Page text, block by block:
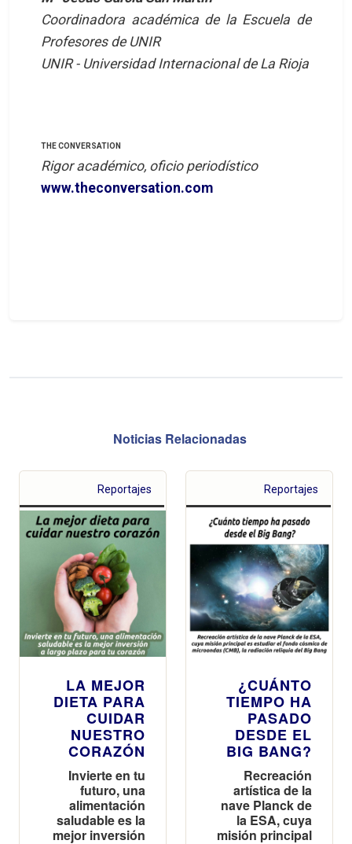
Coordinadora académica de la Escuela de
Profesores de UNIR
UNIR - Universidad Internacional de La Rioja
THE CONVERSATION
Rigor académico, oficio periodístico
www.theconversation.com
Noticias Relacionadas
Reportajes
LA MEJOR
DIETA PARA
CUIDAR
NUESTRO
CORAZÓN
Invierte en tu
futuro, una
alimentación
saludable es la
mejor inversión
Reportajes
¿CUÁNTO
TIEMPO HA
PASADO
DESDE EL
BIG BANG?
Recreación
artística de la
nave Planck de
la ESA, cuya
misión principal